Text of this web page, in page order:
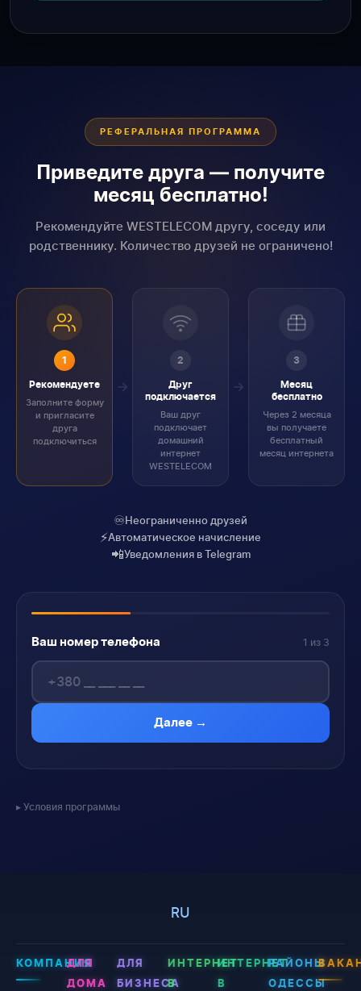
РЕФЕРАЛЬНАЯ ПРОГРАММА
Приведите друга — получите
месяц бесплатно!
Рекомендуйте WESTELECOM другу, соседу или
родственнику. Количество друзей не ограничено!
1
Рекомендуете
Заполните форму
и пригласите
друга
подключиться
2
Друг
подключается
Ваш друг
подключает
домашний
интернет
WESTELECOM
3
Месяц
бесплатно
Через 2 месяца
вы получаете
бесплатный
месяц интернета
♾️Неограниченно друзей
⚡Автоматическое начисление
📲Уведомления в Telegram
Ваш номер телефона 1 из 3
Далее →
Условия программы
RU
КОМПАНИЯ
ДЛЯ
ДОМА
ДЛЯ
БИЗНЕСА
ИНТЕРНЕТ
В
ИНТЕРНЕТ
В
РАЙОНЫ
ОДЕССЫ